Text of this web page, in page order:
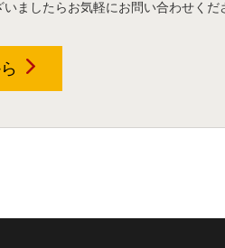
ましたらお気軽にお問い合わせくだ